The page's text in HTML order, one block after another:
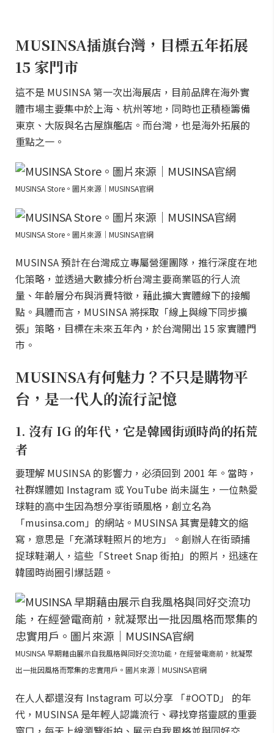
MUSINSA插旗台灣，目標五年拓展
15 家門市
這不是 MUSINSA 第一次出海展店，目前品牌在海外實
體市場主要集中於上海、杭州等地，同時也正積極籌備
東京、大阪與名古屋旗艦店。而台灣，也是海外拓展的
重點之一。
MUSINSA Store。圖片來源｜MUSINSA官網
MUSINSA Store。圖片來源｜MUSINSA官網
MUSINSA 預計在台灣成立專屬營運團隊，推行深度在地
化策略，並透過大數據分析台灣主要商業區的行人流
量、年齡層分布與消費特徵，藉此擴大實體線下的接觸
點。具體而言，MUSINSA 將採取「線上與線下同步擴
張」策略，目標在未來五年內，於台灣開出 15 家實體門
市。
MUSINSA有何魅力？不只是購物平
台，是一代人的流行記憶
1. 沒有 IG 的年代，它是韓國街頭時尚的拓荒
者
要理解 MUSINSA 的影響力，必須回到 2001 年。當時，
社群媒體如 Instagram 或 YouTube 尚未誕生，一位熱愛
球鞋的高中生因為想分享街頭風格，創立名為
「musinsa.com」的網站。MUSINSA 其實是韓文的縮
寫，意思是「充滿球鞋照片的地方」。創辦人在街頭捕
捉球鞋潮人，這些「Street Snap 街拍」的照片，迅速在
韓國時尚圈引爆話題。
MUSINSA 早期藉由展示自我風格與同好交流功能，在經營電商前，就凝聚
出一批因風格而聚集的忠實用戶。圖片來源｜MUSINSA官網
在人人都還沒有 Instagram 可以分享 「#OOTD」 的年
代，MUSINSA 是年輕人認識流行、尋找穿搭靈感的重要